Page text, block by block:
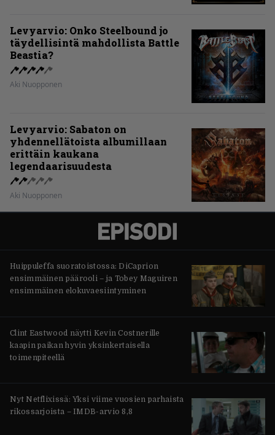
Levyarvio: Onko Steelbound jo
täydellisintä mahdollista Battle
Beastia?
Aki Nuopponen
Levyarvio: Sabaton on
yhdennellätoista albumillaan
erittäin kaukana
legendaarisuudesta
Aki Nuopponen
Huippuleffa suoratoistossa: DiCaprion
ensimmäinen päärooli – ja Tobey Maguiren
ensimmäinen elokuvaesiintyminen
Clint Eastwood näytti Kevin Costnerille
kaapin paikan hyvin yksinkertaisella
toimenpiteellä
Nyt Netflixissä: Yksi viime vuosien parhaista
rikossarjoista – IMDB-arvio 8,8